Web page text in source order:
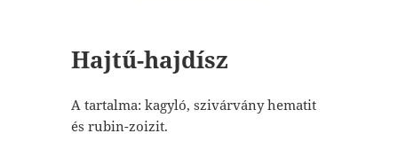
ELÉRHETŐSÉG
Hajtű-hajdísz
A tartalma: kagyló, szivárvány hematit
és rubin-zoizit.